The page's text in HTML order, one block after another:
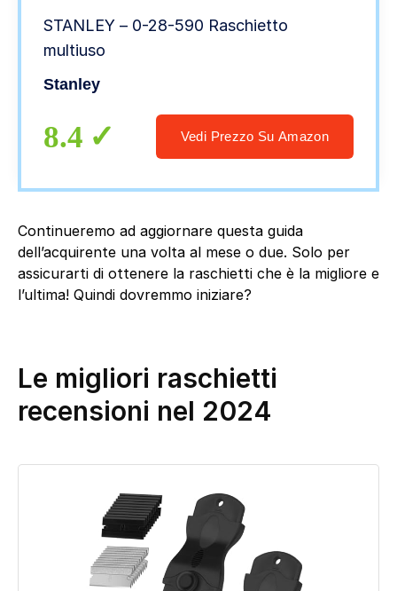
STANLEY – 0-28-590 Raschietto
multiuso
Stanley
8.4 Vedi Prezzo Su Amazon
Continueremo ad aggiornare questa guida
dell’acquirente una volta al mese o due. Solo per
assicurarti di ottenere la raschietti che è la migliore e
l’ultima! Quindi dovremmo iniziare?
Le migliori raschietti
recensioni nel 2024